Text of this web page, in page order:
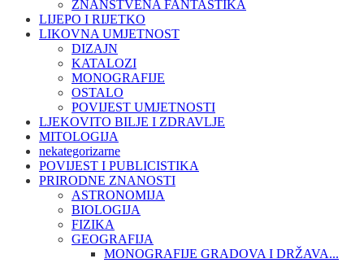
ZNANSTVENA FANTASTIKA
LIJEPO I RIJETKO
LIKOVNA UMJETNOST
DIZAJN
KATALOZI
MONOGRAFIJE
OSTALO
POVIJEST UMJETNOSTI
LJEKOVITO BILJE I ZDRAVLJE
MITOLOGIJA
nekategorizarne
POVIJEST I PUBLICISTIKA
PRIRODNE ZNANOSTI
ASTRONOMIJA
BIOLOGIJA
FIZIKA
GEOGRAFIJA
MONOGRAFIJE GRADOVA I DRŽAVA...